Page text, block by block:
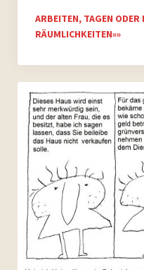
ARBEITEN, TAGEN ODER
RÄUMLICHKEITEN»»